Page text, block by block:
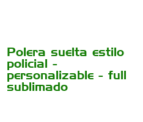
Polera suelta estilo
policial -
personalizable - full
sublimado